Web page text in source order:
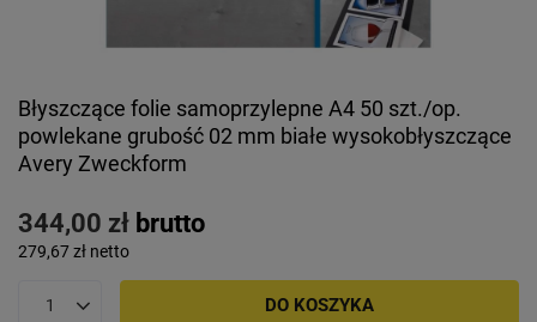
Błyszczące folie samoprzylepne A4 50 szt./op.
powlekane grubość 02 mm białe wysokobłyszczące
Avery Zweckform
344,00 zł brutto
279,67 zł netto
DO KOSZYKA